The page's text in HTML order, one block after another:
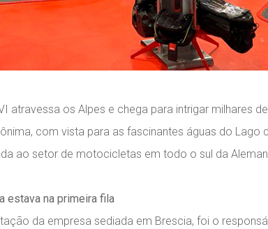
atravessa os Alpes e chega para intrigar milhares
com vista para as fascinantes águas do
ao setor de motocicletas em todo o sul da
estava na primeira fila
da empresa sediada em Brescia, foi o